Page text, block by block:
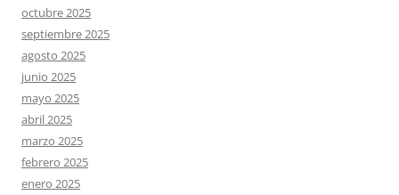
octubre 2025
septiembre 2025
agosto 2025
junio 2025
mayo 2025
abril 2025
marzo 2025
febrero 2025
enero 2025